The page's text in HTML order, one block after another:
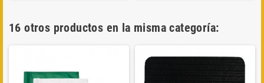
16 otros productos en la misma categoría: